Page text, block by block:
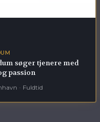
søger tjenere med
passion
· Fuldtid